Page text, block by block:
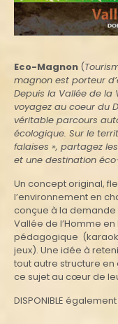
Eco-Magnon (
magnon est porteur
Depuis la Vallée de la
voyagez au coeur du
véritable parcours
écologique. Sur le
falaises », partagez
et une destination
Un concept original,
l’environnement en
conçue à la demande
Vallée de l’Homme
pédagogique
jeux). Une idée à
tout autre structure
ce sujet au cœur de
DISPONIBLE